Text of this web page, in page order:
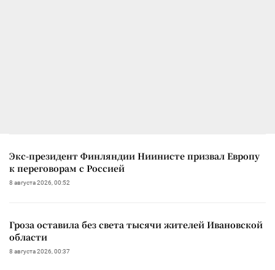
Экс-президент Финляндии Ниинисте призвал Европу
к переговорам с Россией
8 августа 2026, 00:52
Гроза оставила без света тысячи жителей Ивановской
области
8 августа 2026, 00:37